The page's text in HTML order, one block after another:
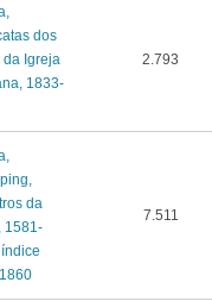
dos
da Igreja
1833-
2.793
da
1581-
7.511